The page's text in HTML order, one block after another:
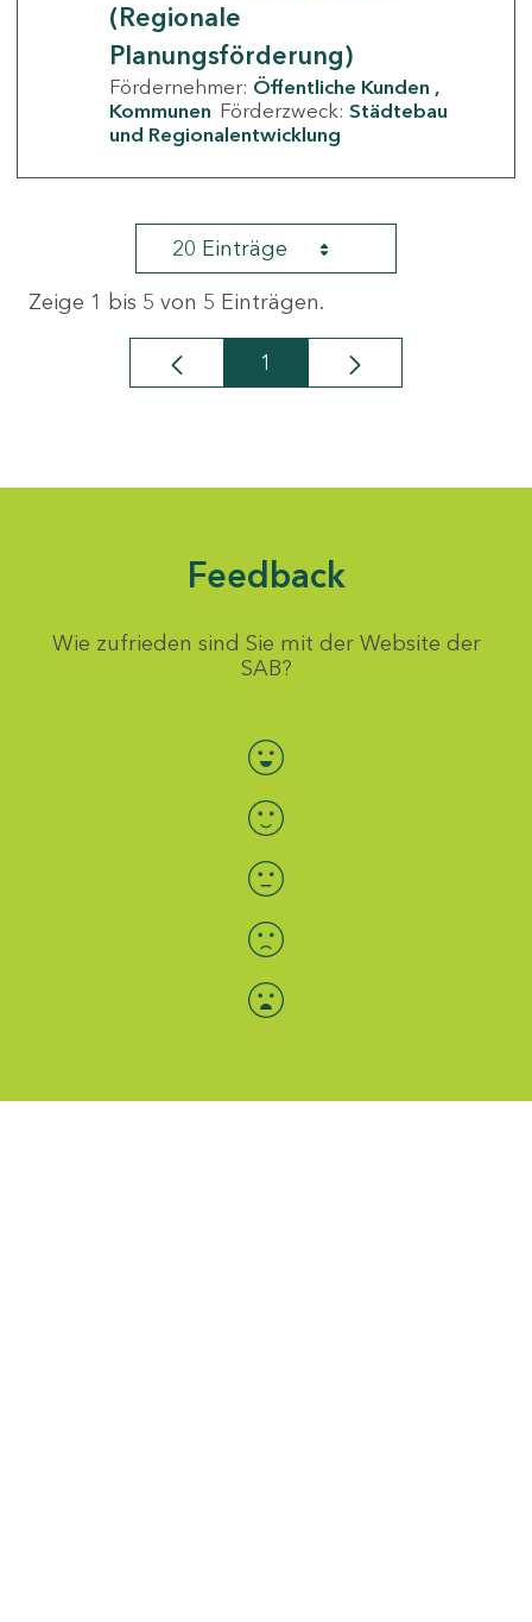
(Regionale
Planungsförderung)
Fördernehmer: Öffentliche Kunden
Kommunen Förderzweck: Städtebau
und Regionalentwicklung
20 Einträge
Zeige 1 bis 5 von 5 Einträgen.
Seite
1
Feedback
Wie zufrieden sind Sie mit der Website der
SAB?
Bewertung auswählen